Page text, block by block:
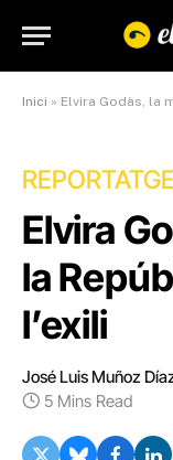
Inici » Elvira Godàs, la
REPORTATGE
Elvira
la
l’exili
José Luis Muñoz
5 Mins Read